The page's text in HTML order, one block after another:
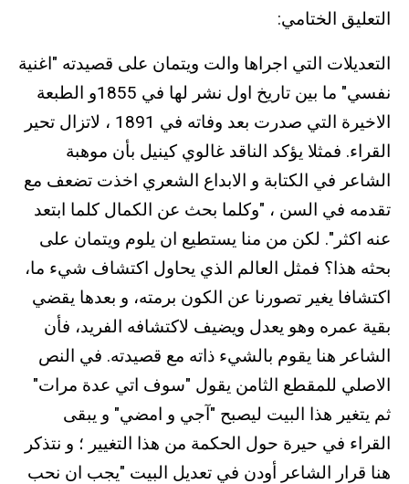
التعليق الختامي:
التعديلات التي اجراها والت ويتمان على قصيدته "اغنية
نفسي" ما بين تاريخ اول نشر لها في 1855و الطبعة
الاخيرة التي صدرت بعد وفاته في 1891 ، لاتزال تحير
القراء. فمثلا يؤكد الناقد غالوي كينيل بأن موهبة
الشاعر في الكتابة و الابداع الشعري اخذت تضعف مع
تقدمه في السن ، "وكلما بحث عن الكمال كلما ابتعد
عنه اكثر". لكن من منا يستطيع ان يلوم ويتمان على
بحثه هذا؟ فمثل العالم الذي يحاول اكتشاف شيء ما،
اكتشافا يغير تصورنا عن الكون برمته، و بعدها يقضي
بقية عمره وهو يعدل ويضيف لاكتشافه الفريد، فأن
الشاعر هنا يقوم بالشيء ذاته مع قصيدته. في النص
الاصلي للمقطع الثامن يقول "سوف اتي عدة مرات"
ثم يتغير هذا البيت ليصبح "آجي و امضي" و يبقى
القراء في حيرة حول الحكمة من هذا التغيير ؛ و نتذكر
هنا قرار الشاعر أودن في تعديل البيت "يجب ان نحب